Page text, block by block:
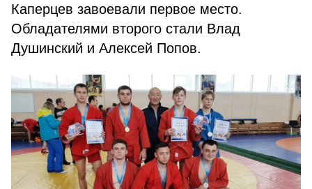
Каперцев завоевали первое место.
Обладателями второго стали Влад
Душинский и Алексей Попов.